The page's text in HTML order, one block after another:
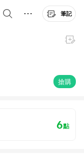
筆記
搶購
6點